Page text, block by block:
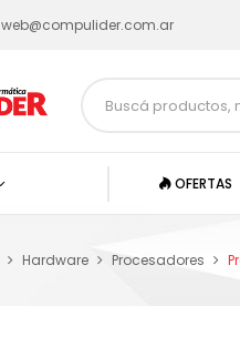
web@compulider.com.ar
OFERTAS
Hardware Procesadores